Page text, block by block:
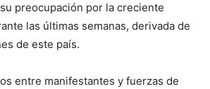
preocupación por la creciente
las últimas semanas, derivada de
de este país.
entre manifestantes y fuerzas de